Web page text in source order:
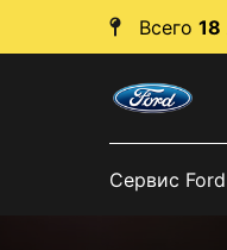
Всего 18
Сервис Ford